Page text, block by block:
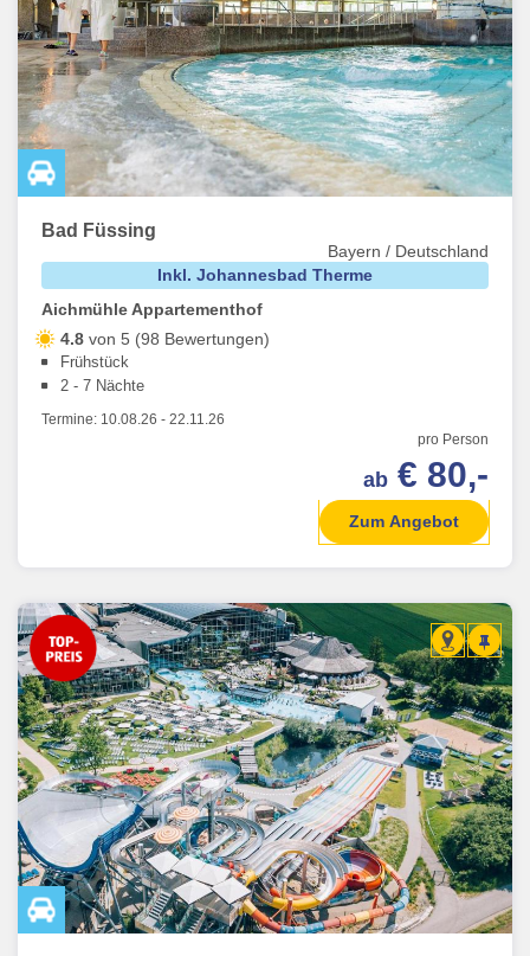
Bayern ausgesucht. Stöbern Sie durch unsere vielfältigen
Angebote und finden Sie das Wellness-Angebot, das perfekt
zu Ihnen passt.
Bad Füssing
Bayern / Deutschland
Inkl. Johannesbad Therme
Aichmühle Appartementhof
4.8 von 5 (98 Bewertungen)
Frühstück
2 - 7 Nächte
Termine: 10.08.26 - 22.11.26
pro Person
ab € 80,-
Zum Angebot